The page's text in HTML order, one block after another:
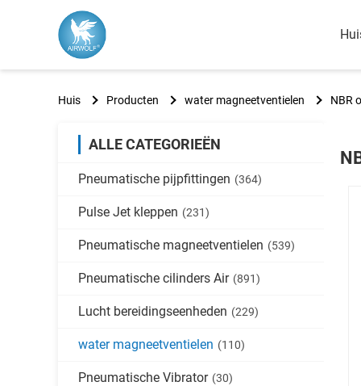
Huis Producten water magneetventielen NBR
ALLE CATEGORIEËN
Pneumatische pijpfittingen (364)
Pulse Jet kleppen (231)
Pneumatische magneetventielen (539)
Pneumatische cilinders Air (891)
Lucht bereidingseenheden (229)
water magneetventielen (110)
Pneumatische Vibrator (30)